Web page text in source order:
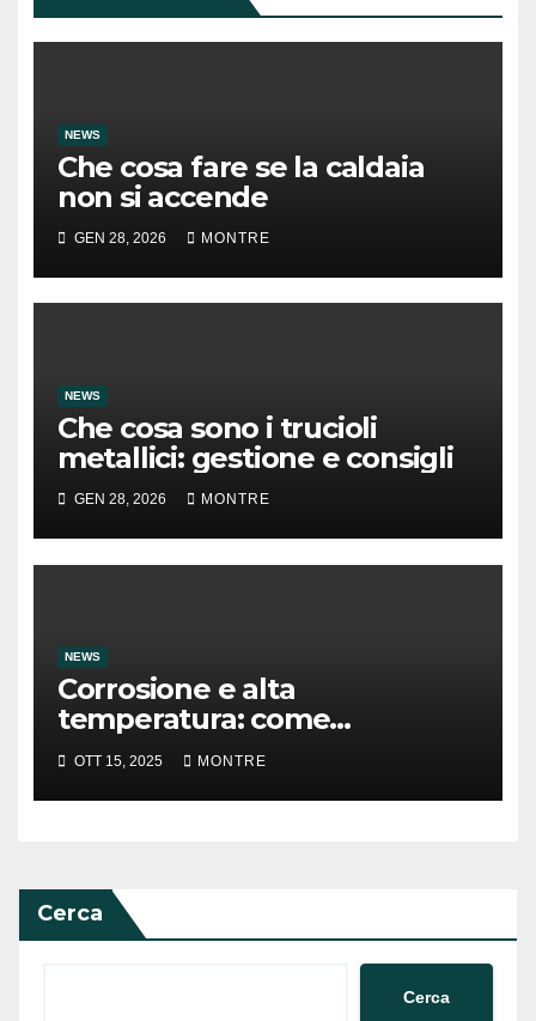
NEWS
Che cosa fare se la caldaia
non si accende
GEN 28, 2026 MONTRE
NEWS
Che cosa sono i trucioli
metallici: gestione e consigli
GEN 28, 2026 MONTRE
NEWS
Corrosione e alta
temperatura: come
preservare un elemento
termometrico
OTT 15, 2025 MONTRE
Cerca
Cerca